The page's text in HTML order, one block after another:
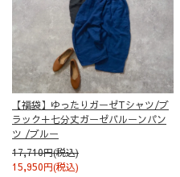
【福袋】ゆったりガーゼTシャツ/ブ
ラック＋七分丈ガーゼバルーンパン
ツ /ブルー
17,710円(税込)
15,950円(税込)